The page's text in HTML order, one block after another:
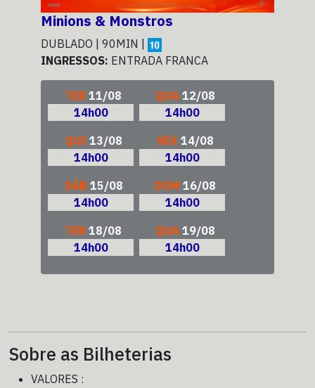
Minions & Monstros
DUBLADO | 90MIN |
INGRESSOS: ENTRADA FRANCA
TER 11/08
14h00
QUA 12/08
14h00
QUI 13/08
14h00
SEX 14/08
14h00
SÁB 15/08
14h00
DOM 16/08
14h00
TER 18/08
14h00
QUA 19/08
14h00
Sobre as Bilheterias
VALORES :